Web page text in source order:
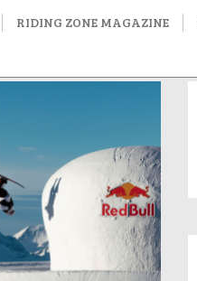
RIDING ZONE MAGAZINE